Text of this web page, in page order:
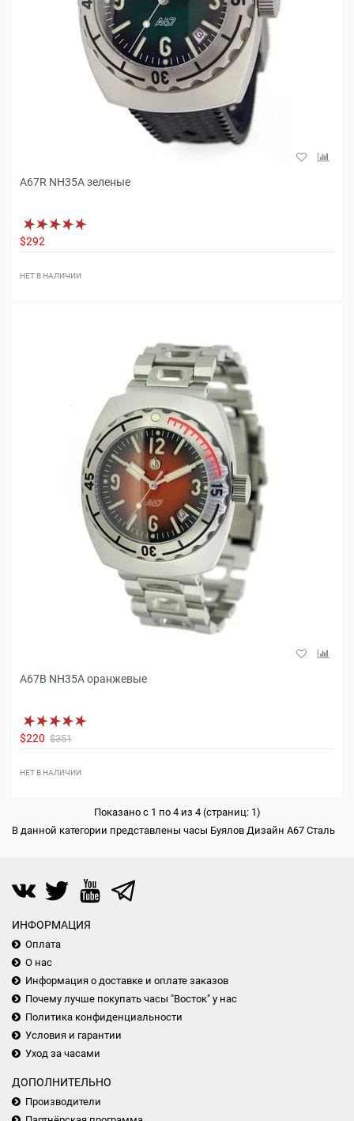
A67R NH35A зеленые
$292
НЕТ В НАЛИЧИИ
A67B NH35A оранжевые
$220 $351
НЕТ В НАЛИЧИИ
Показано с 1 по 4 из 4 (страниц: 1)
В данной категории представлены часы Буялов Дизайн A67 Сталь
ИНФОРМАЦИЯ
Оплата
О нас
Информация о доставке и оплате заказов
Почему лучше покупать часы "Восток" у нас
Политика конфиденциальности
Условия и гарантии
Уход за часами
ДОПОЛНИТЕЛЬНО
Производители